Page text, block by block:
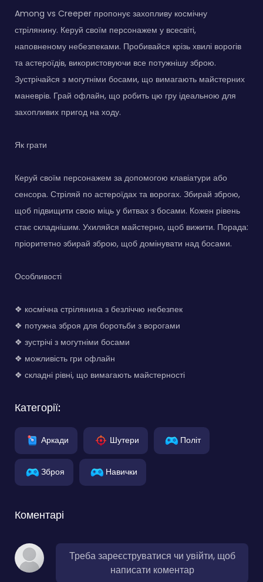
Among vs Creeper пропонує захопливу космічну
стрілянину. Керуй своїм персонажем у всесвіті,
наповненому небезпеками. Пробивайся крізь хвилі ворогів
та астероїдів, використовуючи все потужнішу зброю.
Зустрічайся з могутніми босами, що вимагають майстерних
маневрів. Грай офлайн, що робить цю гру ідеальною для
захопливих пригод на ходу.
Як грати
Керуй своїм персонажем за допомогою клавіатури або
сенсора. Стріляй по астероїдах та ворогах. Збирай зброю,
щоб підвищити свою міць у битвах з босами. Кожен рівень
стає складнішим. Ухиляйся майстерно, щоб вижити. Порада:
пріоритетно збирай зброю, щоб домінувати над босами.
Особливості
❖ космічна стрілянина з безліччю небезпек
❖ потужна зброя для боротьби з ворогами
❖ зустрічі з могутніми босами
❖ можливість гри офлайн
❖ складні рівні, що вимагають майстерності
Категорії:
Аркади Шутери Політ
Зброя Навички
Коментарі
Треба зареєструватися чи увійти, щоб
написати коментар